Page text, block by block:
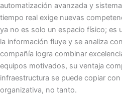
automatización avanzada y
tiempo real exige nuevas
ya no es solo un espacio físico; es
la información fluye y se analiza
compañía logra combinar
equipos motivados, su ventaja
infraestructura se puede copiar
organizativa, no tanto.